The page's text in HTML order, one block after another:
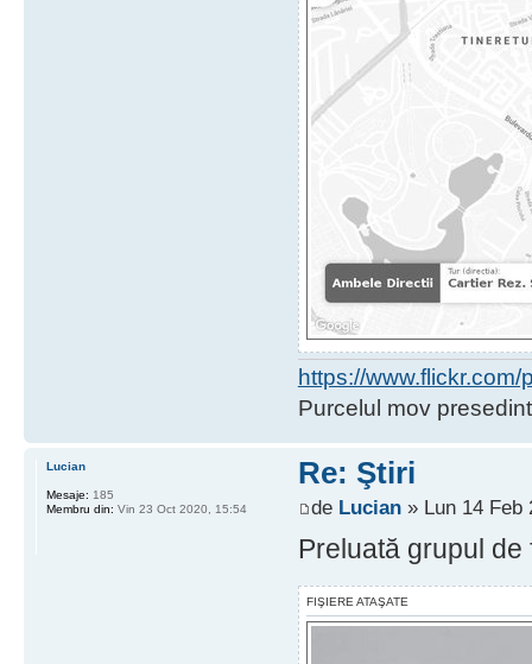
https://
Purcelul mov
Re: Ştiri
de Lucian» Lun 14 Feb
Preluată grupul
FIŞIERE ATAŞATE
Lucian
Mesaje: 185
Membru din: Vin 23 Oct 2020, 15:54